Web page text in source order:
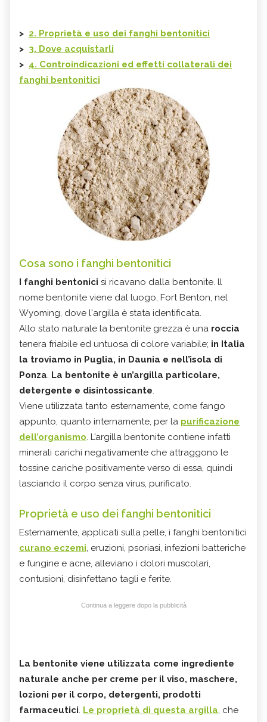
> 2. Proprietà e uso dei fanghi bentonitici
> 3. Dove acquistarli
> 4. Controindicazioni ed effetti collaterali dei
fanghi bentonitici
Cosa sono i fanghi bentonitici
I fanghi bentonici si ricavano dalla bentonite. ll
nome bentonite viene dal luogo, Fort Benton, nel
Wyoming, dove l'argilla è stata identificata.
Allo stato naturale la bentonite grezza è una roccia
tenera friabile ed untuosa di colore variabile; in Italia
la troviamo in Puglia, in Daunia e nell’isola di
Ponza. La bentonite è un’argilla particolare,
detergente e disintossicante.
Viene utilizzata tanto esternamente, come fango
appunto, quanto internamente, per la purificazione
dell’organismo. L’argilla bentonite contiene infatti
minerali carichi negativamente che attraggono le
tossine cariche positivamente verso di essa, quindi
lasciando il corpo senza virus, purificato.
Proprietà e uso dei fanghi bentonitici
Esternamente, applicati sulla pelle, i fanghi bentonitici
curano eczemi, eruzioni, psoriasi, infezioni batteriche
e fungine e acne, alleviano i dolori muscolari,
contusioni, disinfettano tagli e ferite.
Continua a leggere dopo la pubblicità
La bentonite viene utilizzata come ingrediente
naturale anche per creme per il viso, maschere,
lozioni per il corpo, detergenti, prodotti
farmaceutici. Le proprietà di questa argilla, che